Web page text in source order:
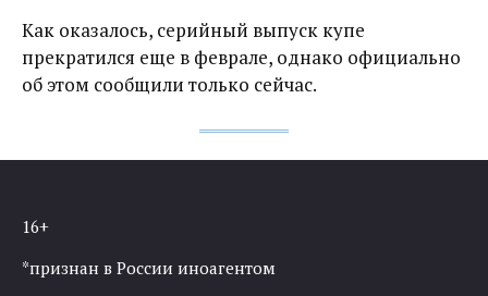
Как оказалось, серийный выпуск купе
прекратился еще в феврале, однако официально
об этом сообщили только сейчас.
16+
*признан в России иноагентом